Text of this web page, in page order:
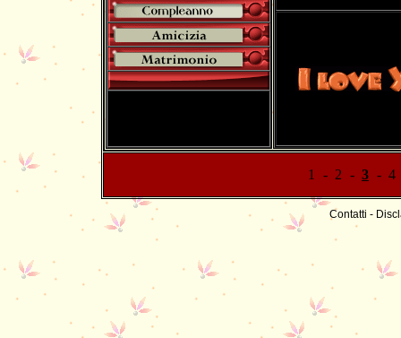
1 - 2 - 3 - 4
Contatti -